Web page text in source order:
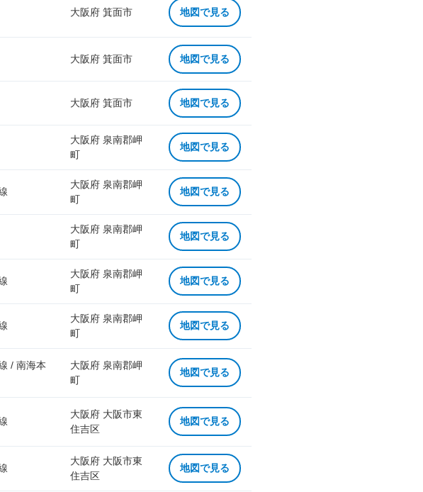
大阪府 箕面市 地図で見る
大阪府 箕面市 地図で見る
大阪府 箕面市 地図で見る
大阪府 泉南郡岬
町
地図で見る
大阪府 泉南郡岬
町
地図で見る
大阪府 泉南郡岬
町
地図で見る
大阪府 泉南郡岬
町
地図で見る
大阪府 泉南郡岬
町
地図で見る
/ 南海本
大阪府 泉南郡岬
町
地図で見る
大阪府 大阪市東
住吉区
地図で見る
大阪府 大阪市東
住吉区
地図で見る